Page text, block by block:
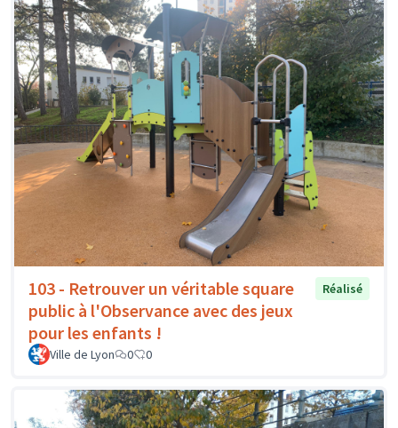
103 - Retrouver un véritable square
public à l'Observance avec des jeux
pour les enfants !
Réalisé
Ville de Lyon 0 0